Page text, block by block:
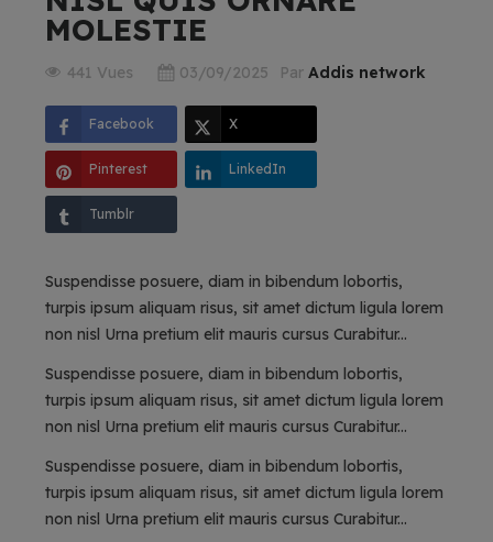
MOLESTIE
441 Vues 03/09/2025 Par Addis network
Facebook X
Pinterest LinkedIn
Tumblr
Suspendisse posuere, diam in bibendum lobortis,
turpis ipsum aliquam risus, sit amet dictum ligulalorem
non nisl Urna pretium elit mauris cursusCurabitur...
Suspendisse posuere, diam in bibendum lobortis,
turpis ipsum aliquam risus, sit amet dictum ligulalorem
non nisl Urna pretium elit mauris cursusCurabitur...
Suspendisse posuere, diam in bibendum lobortis,
turpis ipsum aliquam risus, sit amet dictum ligulalorem
non nisl Urna pretium elit mauris cursusCurabitur...